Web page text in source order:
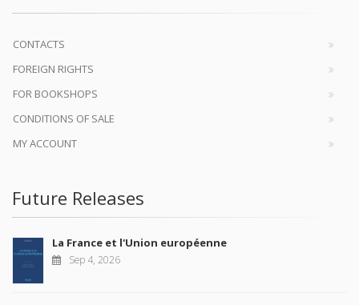
CONTACTS
FOREIGN RIGHTS
FOR BOOKSHOPS
CONDITIONS OF SALE
MY ACCOUNT
Future Releases
La France et l'Union européenne
Sep 4, 2026